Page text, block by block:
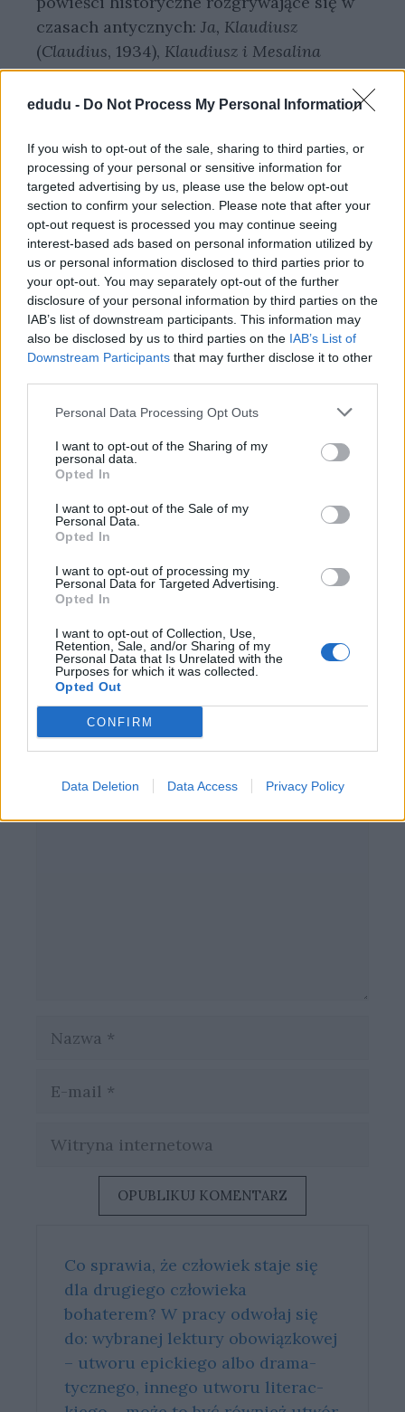
edudu - Do Not Process My Personal Information
If you wish to opt-out of the sale, sharing to third parties, or
processing of your personal or sensitive information for
targeted advertising by us, please use the below opt-out
section to confirm your selection. Please note that after your
opt-out request is processed you may continue seeing
interest-based ads based on personal information utilized by
us or personal information disclosed to third parties prior to
your opt-out. You may separately opt-out of the further
disclosure of your personal information by third parties on the
IAB’s list of downstream participants. This information may
also be disclosed by us to third parties on the IAB’s List of
Downstream Participants that may further disclose it to other
Personal Data Processing Opt Outs
I want to opt-out of the Sharing of my
personal data.
Opted In
I want to opt-out of the Sale of my
Personal Data.
Opted In
I want to opt-out of processing my
Personal Data for Targeted Advertising.
Opted In
I want to opt-out of Collection, Use,
Retention, Sale, and/or Sharing of my
Personal Data that Is Unrelated with the
Purposes for which it was collected.
Opted Out
CONFIRM
Data Deletion Data Access Privacy Policy
czasach antycznych: Ja, Klaudiusz
(Claudius, 1934), Klaudiusz i Mesalina
(Claudius the God and His Wife Messalina¸
1934),Córka Homera (Homer’s Daughter,
autobiograficzną powieść nawiązującą do
jego przeżyć wojennychWszystkiemu do
widzenia(Good-bye to All That: An
Autobiography, 1929), a następnie jej
kontynuacją But It Still Goes On(1930).
Przez kilka lat wykładał również na
uniwersytecie w Oksfordzie. Zmarł 7
grudnia 1985 roku w miejscowości Deià na
Majorce.
Miron Białoszewski – biografia
Iwan Bunin – biografia
Matthew Arnold – biografia
KATEGORIE
BAZA WIEDZY
DODAJ KOMENTARZ
Komentarz
Co sprawia, że człowiek staje się
dla drugiego człowieka
bohaterem? W pra­cy od­wo­łaj się
do: wy­bra­nej lek­tu­ry obo­wiąz­ko­wej
– utwo­ru epic­kie­go albo dra­ma­
tycz­ne­go, in­ne­go utwo­ru li­te­rac­